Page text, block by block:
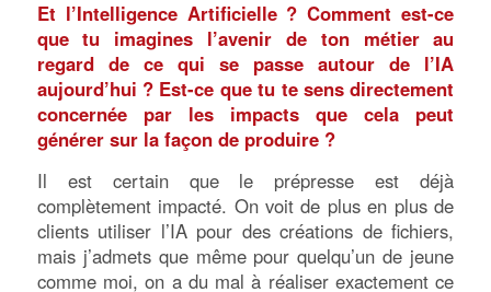
Et l’Intelligence Artificielle ? Comment est-ce
que tu imagines l’avenir de ton métier au
regard de ce qui se passe autour de l’IA
aujourd’hui ? Est-ce que tu te sens directement
concernée par les impacts que cela peut
générer sur la façon de produire ?
Il est certain que le prépresse est déjà
complètement impacté. On voit de plus en plus de
clients utiliser l’IA pour des créations de fichiers,
mais j’admets que même pour quelqu’un de jeune
comme moi, on a du mal à réaliser exactement ce